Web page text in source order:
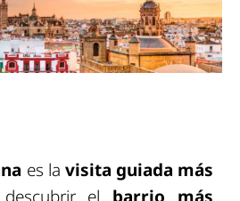
es la visita guiada más